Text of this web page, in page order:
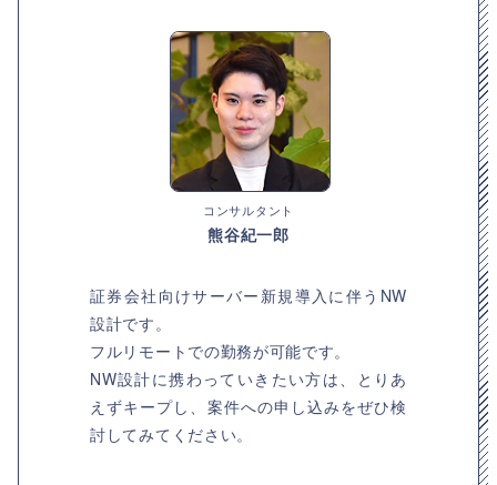
コンサルタント
熊谷紀一郎
証券会社向けサーバー新規導入に伴うNW
設計です。
フルリモートでの勤務が可能です。
NW設計に携わっていきたい方は、とりあ
えずキープし、案件への申し込みをぜひ検
討してみてください。